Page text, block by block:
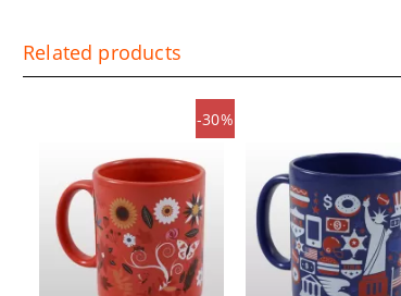
Related products
-30%